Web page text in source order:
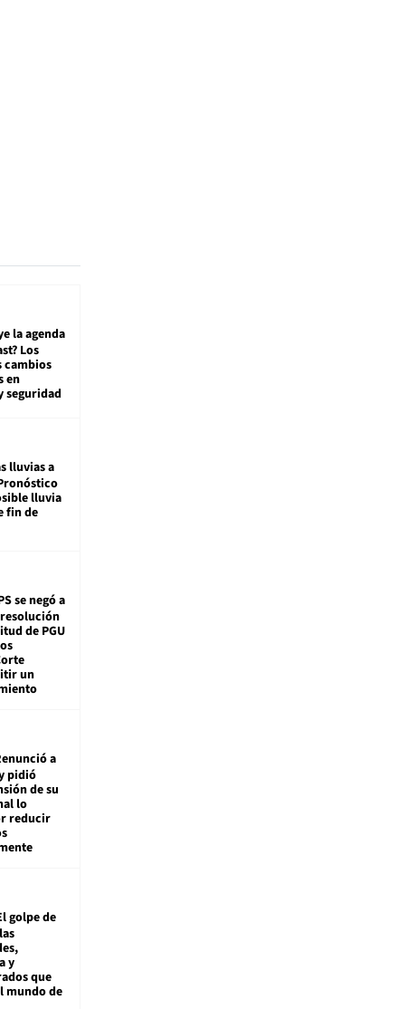
la agenda
Los
cambios
en
seguridad
lluvias a
lluvia
fin de
se negó a
de PGU
un
a
pidió
de su
lo
reducir
golpe de
y
que
mundo de